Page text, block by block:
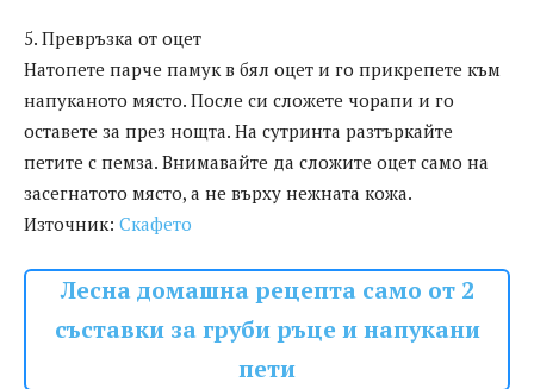
5. Превръзка от оцет
Натопете парче памук в бял оцет и го прикрепете към
напуканото място. После си сложете чорапи и го
оставете за през нощта. На сутринта разтъркайте
петите с пемза. Внимавайте да сложите оцет само на
засегнатото място, а не върху нежната кожа.
Източник: Скафето
Лесна домашна рецепта само от 2
съставки за груби ръце и напукани
пети